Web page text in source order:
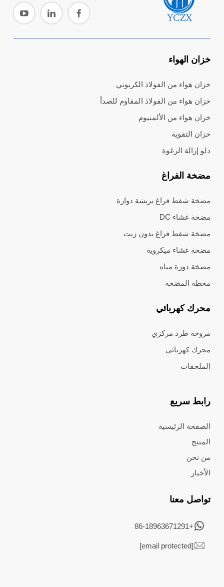
خزان الهواء
خزان هواء من الفولاذ الكربوني
خزان هواء من الفولاذ المقاوم للصدأ
خزان هواء من الألمنيوم
خزان التقوية
دلو إزالة الرغوة
مضخة الفراغ
مضخة شفط فراغ بريشة دوارة
مضخة غشاء DC
مضخة شفط فراغ بدون زيت
مضخة غشاء ميكروية
مضخة دورة مياه
محطة المضخة
محرك كهربائي
مروحة طرد مركزي
محرك كهربائي
الملحقات
رابط سريع
الصفحة الرئيسية
المنتج
من نحن
الأخبار
تواصل معنا
+86-18963671291
[email protected]